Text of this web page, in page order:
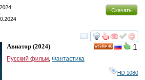
Скачать
смотреть
1
Авиатор (2024)
Русский фильм, Фантастика
HD 1080